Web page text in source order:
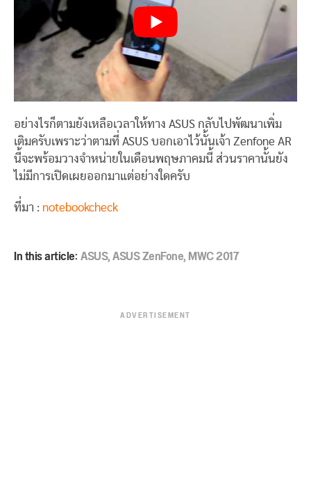
อย่างไรก็ตามยังเหลือเวลาให้ทาง ASUS กลับไปพัฒนาเพิ่ม
เติมครับเพราะว่าตามที่ ASUS บอกเอาไว้นั้นเจ้า Zenfone AR
นี้จะพร้อมวางจำหน่ายในเดือนพฤษภาคมนี้ ส่วนราคานั้นยัง
ไม่มีการเปิดเผยออกมาแต่อย่างใดครับ
ที่มา : notebookcheck
In this article:ASUS,ASUS ZenFone,MWC 2017
ADVERTISEMENT